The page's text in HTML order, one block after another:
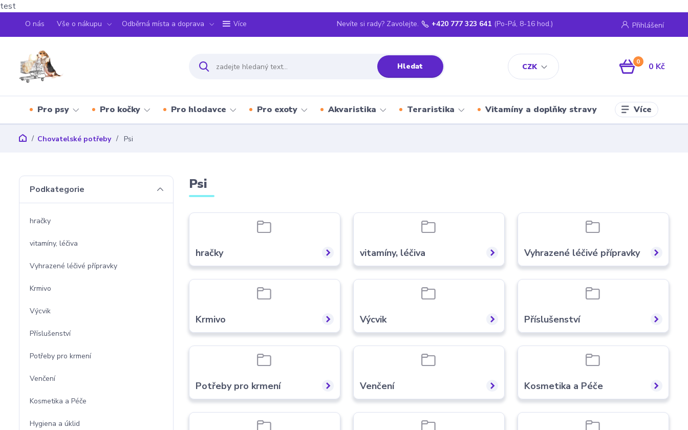
test
O nás Vše o nákupu Odběrná místa a doprava Více
CZK
Přihlášení
Hledat
Nevíte si rady? Zavolejte. +420 777 323 641 (Po-Pá, 8-16 hod.)
0 0 Kč
Pro psy Pro kočky Pro hlodavce Pro exoty Akvaristika Teraristika Vitamíny a doplňky stravy Více
Chovatelské potřeby Psi
Psi
hračky vitamíny, léčiva Vyhrazené léčivé přípravky
Krmivo Výcvik Příslušenství
Potřeby pro krmení Venčení Kosmetika a Péče
Podkategorie
hračky
vitamíny, léčiva
Vyhrazené léčivé přípravky
Krmivo
Výcvik
Příslušenství
Potřeby pro krmení
Venčení
Kosmetika a Péče
Hygiena a úklid